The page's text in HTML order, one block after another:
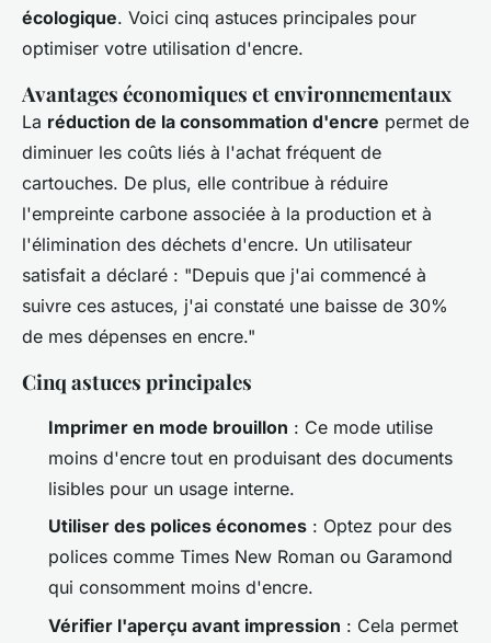
écologique. Voici cinq astuces principales pour
optimiser votre utilisation d'encre.
Avantages économiques et environnementaux
La réduction de la consommation d'encre permet de
diminuer les coûts liés à l'achat fréquent de
cartouches. De plus, elle contribue à réduire
l'empreinte carbone associée à la production et à
l'élimination des déchets d'encre. Un utilisateur
satisfait a déclaré : "Depuis que j'ai commencé à
suivre ces astuces, j'ai constaté une baisse de 30%
de mes dépenses en encre."
Cinq astuces principales
Imprimer en mode brouillon : Ce mode utilise
moins d'encre tout en produisant des documents
lisibles pour un usage interne.
Utiliser des polices économes : Optez pour des
polices comme Times New Roman ou Garamond
qui consomment moins d'encre.
Vérifier l'aperçu avant impression : Cela permet